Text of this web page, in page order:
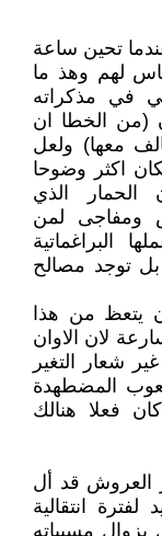
تحين ساعة
لهم وهذ ما
في مذكراته
(من الخطا ان
معها) ولعل
اكثر وضوحا
الحمار الذي
ومفاجى لمن
البراغماتية
بل توجد مصالح
يتعظ من هذا
لان الاوان
شعار التغير
المضطهدة
فعلا هنالك
العروش قد أل
انتقالية
مسبباته